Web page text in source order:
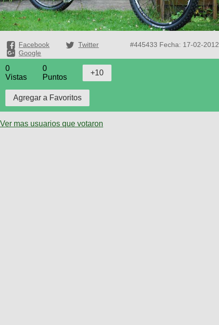
Facebook
Twitter
Google
#445433 Fecha: 17-02-2012
0
Vistas
0
Puntos
Ver mas usuarios que votaron